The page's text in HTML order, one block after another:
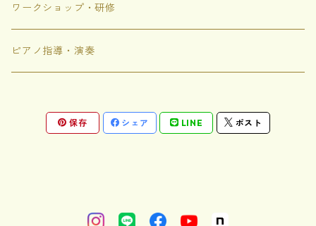
にじいろちきゅうがっこう
ありがありがとう
ハーモニードリームランド
ワークショップ・研修
ピアノ指導・演奏
保存 シェア LINE ポスト